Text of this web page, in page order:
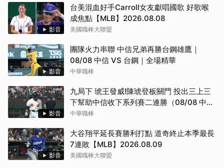
影音
台美混血好手Carroll女友獻唱國歌 好歌喉
成焦點【MLB】2026.08.08
美國職棒大聯盟
影音
團隊火力串聯 中信兄弟再勝台鋼雄鷹｜
08/08 中信 VS 台鋼｜全場精華
中華職棒
影音
九局下 琥王發威!陳琥登板關門 投出三上三
下幫助中信收下系列賽二連勝（08/08 中信
VS 台鋼）
中華職棒
影音
大谷翔平延長賽勝利打點 道奇終止本季最長
7連敗【MLB】2026.08.09
美國職棒大聯盟